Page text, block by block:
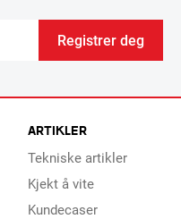
Registrer deg
ARTIKLER
Tekniske artikler
Kjekt å vite
Kundecaser